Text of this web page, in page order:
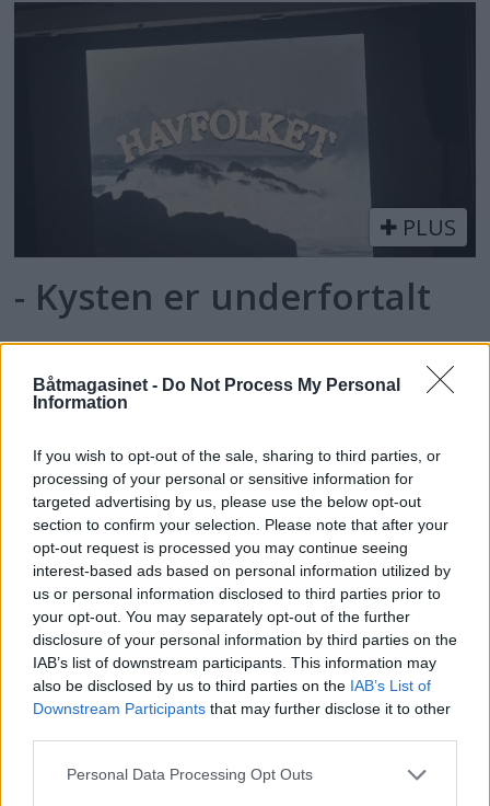
Båtmagasinet - Do Not Process My Personal
Information
If you wish to opt-out of the sale, sharing to third parties, or
processing of your personal or sensitive information for
targeted advertising by us, please use the below opt-out
section to confirm your selection. Please note that after your
opt-out request is processed you may continue seeing
interest-based ads based on personal information utilized by
us or personal information disclosed to third parties prior to
your opt-out. You may separately opt-out of the further
disclosure of your personal information by third parties on the
IAB’s list of downstream participants. This information may
also be disclosed by us to third parties on the IAB’s List of
Downstream Participants that may further disclose it to other
Personal Data Processing Opt Outs
PLUS
- Kysten er underfortalt
Losen avviser straffeskyld
BÅTMAGASINET